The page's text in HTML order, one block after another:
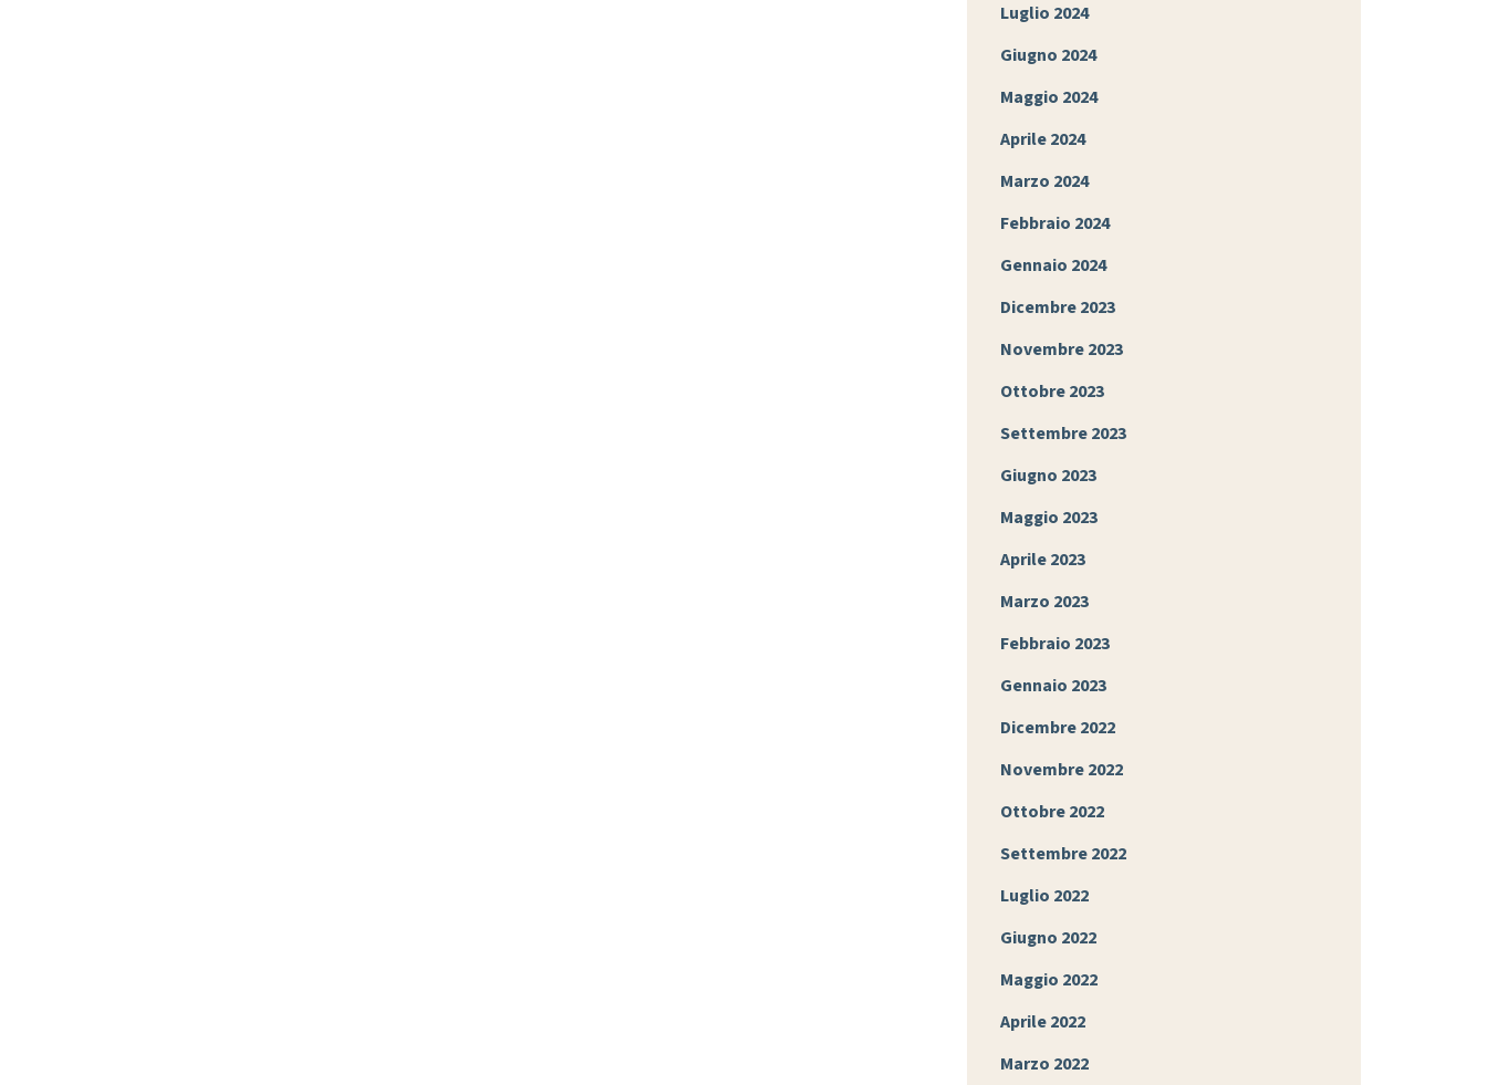
Luglio 2024
Giugno 2024
Maggio 2024
Aprile 2024
Marzo 2024
Febbraio 2024
Gennaio 2024
Dicembre 2023
Novembre 2023
Ottobre 2023
Settembre 2023
Giugno 2023
Maggio 2023
Aprile 2023
Marzo 2023
Febbraio 2023
Gennaio 2023
Dicembre 2022
Novembre 2022
Ottobre 2022
Settembre 2022
Luglio 2022
Giugno 2022
Maggio 2022
Aprile 2022
Marzo 2022